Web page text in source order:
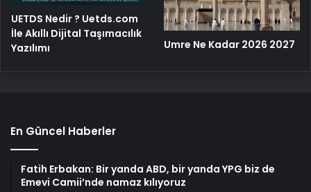
UETDS Nedir ? Uetds.com
İle Akıllı Dijital Taşımacılık
Yazılımı
Umre Ne Kadar 2026 2027
En Güncel Haberler
Fatih Erbakan: Bir yanda ABD, bir yanda YPG biz de
Emevi Camii’nde namaz kılıyoruz